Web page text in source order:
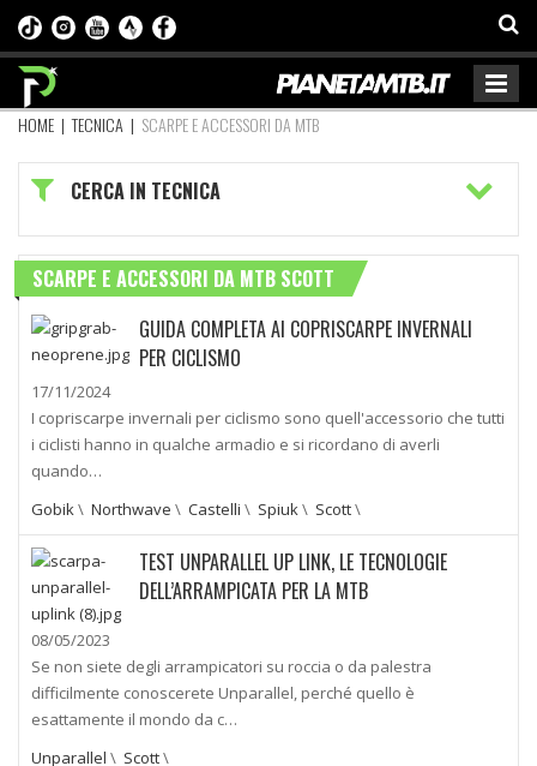
HOME |TECNICA | SCARPE E ACCESSORI DA MTB
CERCA IN TECNICA
SCARPE E ACCESSORI DA MTB SCOTT
GUIDA COMPLETA AI COPRISCARPE INVERNALI
PER CICLISMO
17/11/2024
I copriscarpe invernali per ciclismo sono quell'accessorio che tutti
i ciclisti hanno in qualche armadio e si ricordano di averli
quando…
Gobik \ Northwave \ Castelli \ Spiuk \ Scott\
TEST UNPARALLEL UP LINK, LE TECNOLOGIE
DELL’ARRAMPICATA PER LA MTB
08/05/2023
Se non siete degli arrampicatori su roccia o da palestra
difficilmente conoscerete Unparallel, perché quello è
esattamente il mondo da c…
Unparallel \ Scott\